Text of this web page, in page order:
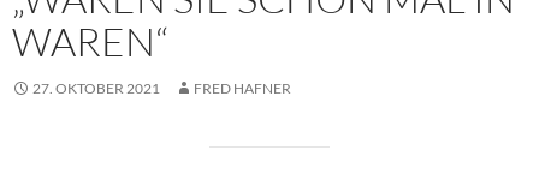
WAREN“
27. OKTOBER 2021 FRED HAFNER